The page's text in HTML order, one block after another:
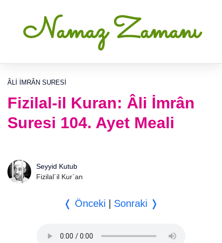
Namaz Zamanı
ÂLI İMRÂN SURESI
Fizilal-il Kuran: Âli İmrân
Suresi 104. Ayet Meali
Seyyid Kutub
Fizilal´il Kur`an
❬ Önceki Sonraki ❭